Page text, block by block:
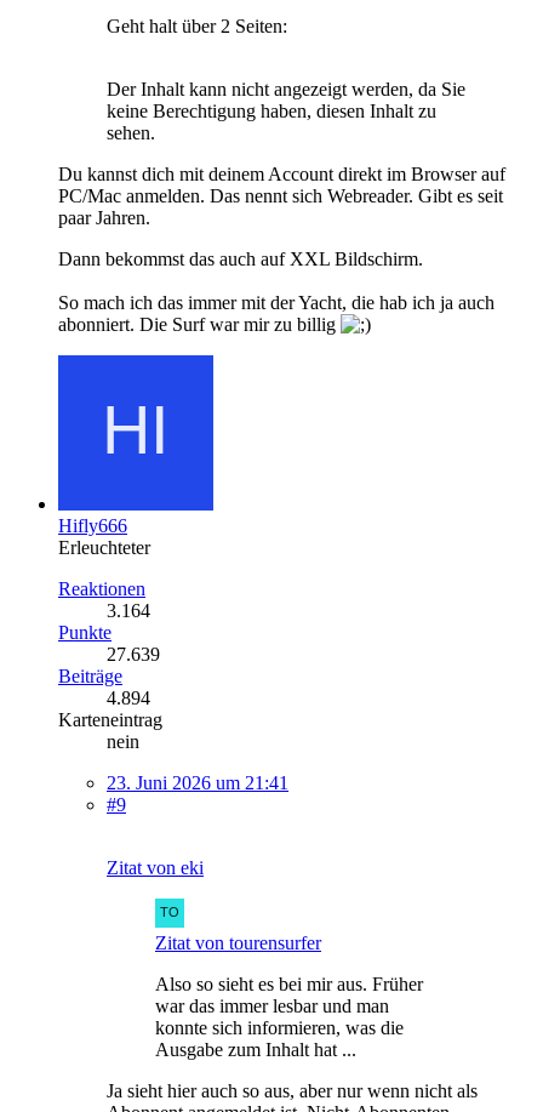
Geht halt über 2 Seiten:
Der Inhalt kann nicht angezeigt werden, da Sie
keine Berechtigung haben, diesen Inhalt zu
sehen.
Du kannst dich mit deinem Account direkt im Browser auf
PC/Mac anmelden. Das nennt sich Webreader. Gibt es seit
paar Jahren.
Dann bekommst das auch auf XXL Bildschirm.
So mach ich das immer mit der Yacht, die hab ich ja auch
abonniert. Die Surf war mir zu billig
Hifly666
Erleuchteter
Reaktionen
3.164
Punkte
27.639
Beiträge
4.894
Karteneintrag
nein
23. Juni 2026 um 21:41
#9
Zitat von eki
Zitat von tourensurfer
Also so sieht es bei mir aus. Früher
war das immer lesbar und man
konnte sich informieren, was die
Ausgabe zum Inhalt hat ...
Ja sieht hier auch so aus, aber nur wenn nicht als